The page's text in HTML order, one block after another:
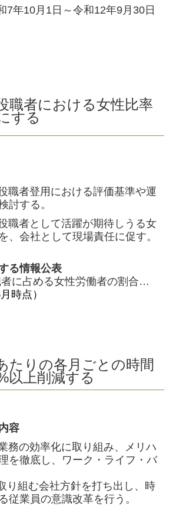
ー
7年10月1日～令和12年9月30日
職者における女性比率
する
職者登用における評価基準や運
討する。
職者として活躍が期待しうる女
、会社として現場責任に促す。
る情報公表
に占める女性労働者の割合…
時点）
たりの各月ごとの時間
以上削減する
容
務の効率化に取り組み、メリハ
を徹底し、 ワーク・ライフ・バ
社方針を打ち出し、時
従業員の意識改革を行う。